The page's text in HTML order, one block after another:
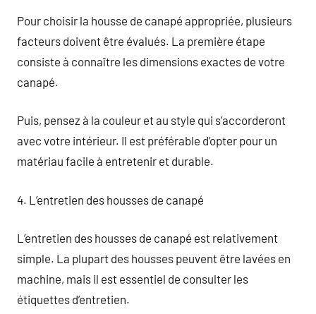
Pour choisir la housse de canapé appropriée, plusieurs
facteurs doivent être évalués. La première étape
consiste à connaître les dimensions exactes de votre
canapé.
Puis, pensez à la couleur et au style qui s’accorderont
avec votre intérieur. Il est préférable d’opter pour un
matériau facile à entretenir et durable.
4. L’entretien des housses de canapé
L’entretien des housses de canapé est relativement
simple. La plupart des housses peuvent être lavées en
machine, mais il est essentiel de consulter les
étiquettes d’entretien.